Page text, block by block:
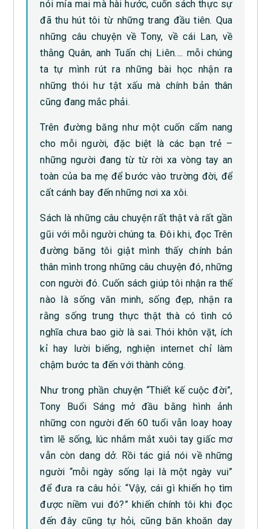
nói mỉa mai mà hài hước, cuốn sách thực sự
đã thu hút tôi từ những trang đầu tiên. Qua
những câu chuyện về Tony, về cái Lan, về
thằng Quân, anh Tuấn chị Liên…. mỗi chúng
ta tự mình rút ra những bài học nhận ra
những thói hư tật xấu mà chính bản thân
cũng đang mắc phải.
Trên đường băng như một cuốn cẩm nang
cho mỗi người, đặc biệt là các bạn trẻ –
những người đang từ từ rời xa vòng tay an
toàn của ba mẹ để bước vào trường đời, để
cất cánh bay đến những nơi xa xôi.
Sách là những câu chuyện rất thật và rất gần
gũi với mỗi người chúng ta. Đôi khi, đọc Trên
đường băng tôi giật mình thấy chính bản
thân mình trong những câu chuyện đó, những
con người đó. Cuốn sách giúp tôi nhận ra thế
nào là sống văn minh, sống đẹp, nhận ra
rằng sống trung thực thật thà có tình có
nghĩa chưa bao giờ là sai. Thói khôn vặt, ích
kỉ hay lười biếng, nghiện internet chỉ làm
chậm bước ta đến với thành công.
Như trong phần chuyện “Thiết kế cuộc đời”,
Tony Buổi Sáng mở đầu bằng hình ảnh
những con người đến 60 tuổi vẫn loay hoay
tìm lẽ sống, lúc nhắm mắt xuôi tay giấc mơ
vẫn còn dang dở. Rồi tác giả nói về những
người “mỗi ngày sống lại là một ngày vui”
để đưa ra câu hỏi: “Vậy, cái gì khiến họ tìm
được niềm vui đó?” khiến chính tôi khi đọc
đến đây cũng tự hỏi, cũng băn khoăn day